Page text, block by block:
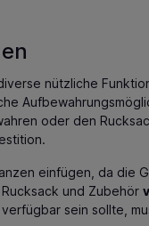
nützliche
oder den
einfügen, da die
und Zubehör
sein sollte,